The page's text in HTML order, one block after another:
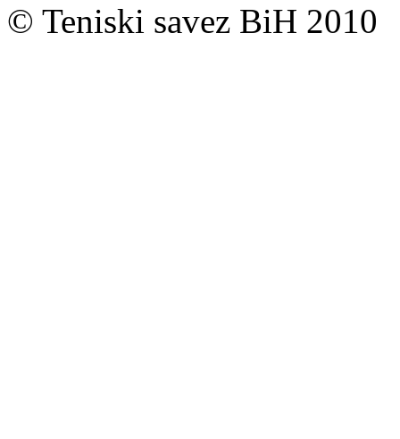
© Teniski savez BiH 2010